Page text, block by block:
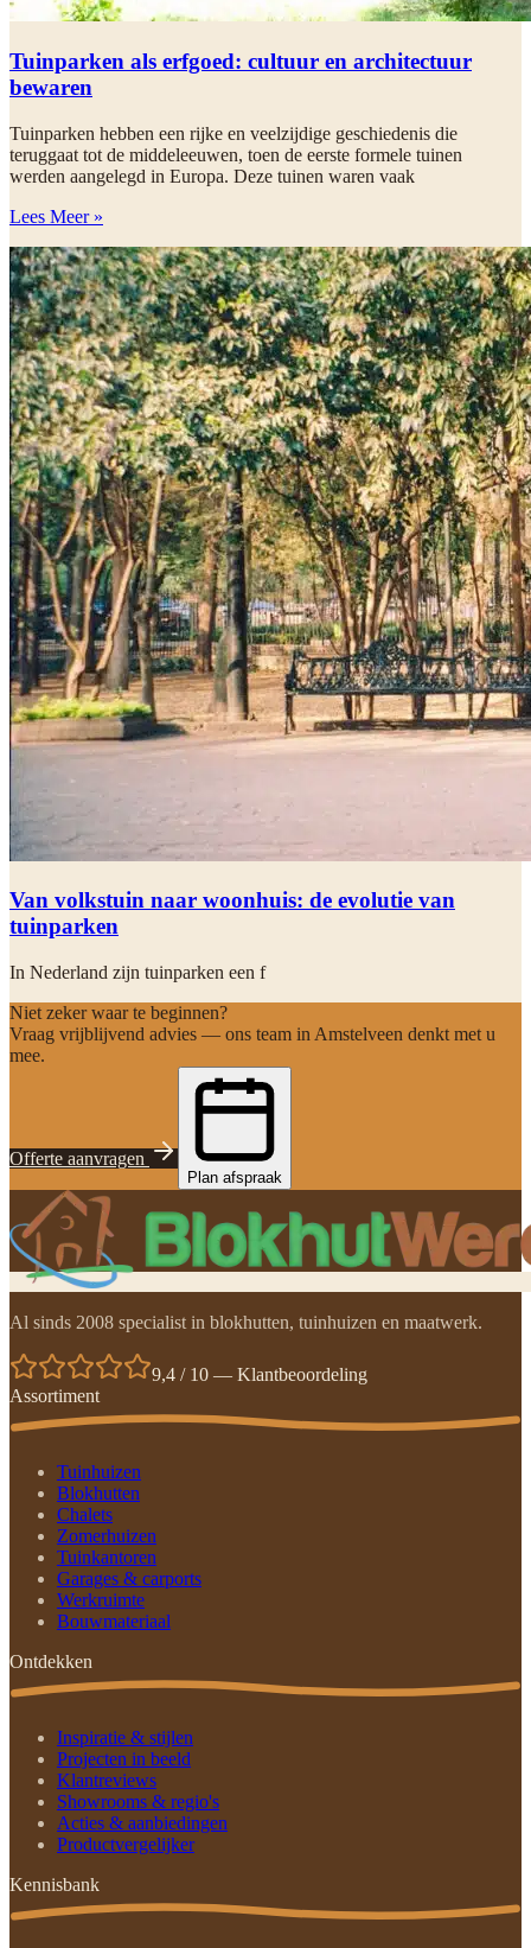
Tuinparken als erfgoed: cultuur en architectuur
bewaren
Tuinparken hebben een rijke en veelzijdige geschiedenis die
teruggaat tot de middeleeuwen, toen de eerste formele tuinen
werden aangelegd in Europa. Deze tuinen waren vaak
Lees Meer »
Van volkstuin naar woonhuis: de evolutie van
tuinparken
In Nederland zijn tuinparken een f
Niet zeker waar te beginnen?
Vraag vrijblijvend advies — ons team in Amstelveen denkt met u
mee.
Offerte aanvragen
Plan afspraak
Al sinds 2008 specialist in blokhutten, tuinhuizen en maatwerk.
9,4 / 10 — Klantbeoordeling
Assortiment
Tuinhuizen
Blokhutten
Chalets
Zomerhuizen
Tuinkantoren
Garages & carports
Werkruimte
Bouwmateriaal
Ontdekken
Inspiratie & stijlen
Projecten in beeld
Klantreviews
Showrooms & regio's
Acties & aanbiedingen
Productvergelijker
Kennisbank